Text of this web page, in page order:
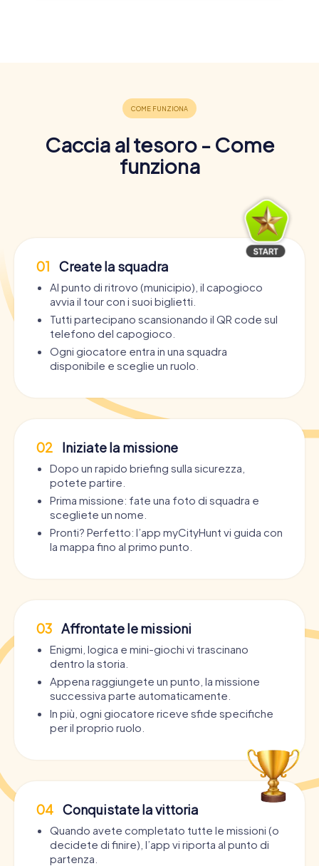
Caccia al tesoro - Come
funziona
01 Create la squadra
Al punto di ritrovo (municipio), il capogioco
avvia il tour con i suoi biglietti.
Tutti partecipano scansionando il QR code sul
telefono del capogioco.
Ogni giocatore entra in una squadra
disponibile e sceglie un ruolo.
02 Iniziate la missione
Dopo un rapido briefing sulla sicurezza,
potete partire.
Prima missione: fate una foto di squadra e
scegliete un nome.
Pronti? Perfetto: l’app myCityHunt vi guida con
la mappa fino al primo punto.
03 Affrontate le missioni
Enigmi, logica e mini-giochi vi trascinano
dentro la storia.
Appena raggiungete un punto, la missione
successiva parte automaticamente.
In più, ogni giocatore riceve sfide specifiche
per il proprio ruolo.
04 Conquistate la vittoria
Quando avete completato tutte le missioni (o
decidete di finire), l’app vi riporta al punto di
partenza.